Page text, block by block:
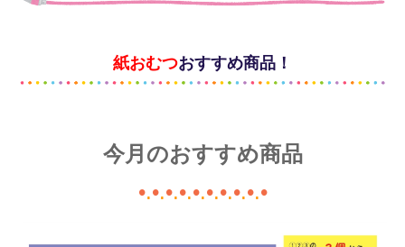
紙おむつおすすめ商品！
今月のおすすめ商品
•.•.•.•.•.•.•.•.•.•